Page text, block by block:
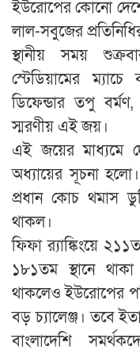
ইউরোপের কোনো
লাল-সবুজের
স্থানীয় সময়
স্টেডিয়ামের
ডিফেন্ডার তপু
স্মরণীয় এই জয়।
এই জয়ের মাধ্যমে
অধ্যায়ের সূচনা
প্রধান কোচ থমাস
থাকল।
ফিফা র‌্যাঙ্কিংয়ে
১৮১তম স্থানে
থাকলেও ইউরোপের
বড় চ্যালেঞ্জ। তবে
বাংলাদেশি